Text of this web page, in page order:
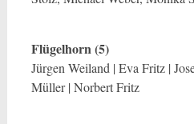
Flügelhorn (5)
Jürgen Weiland | Eva Fritz |
Müller | Norbert Fritz